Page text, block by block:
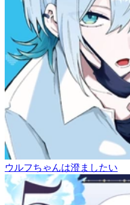
ウルフちゃんは澄ましたい